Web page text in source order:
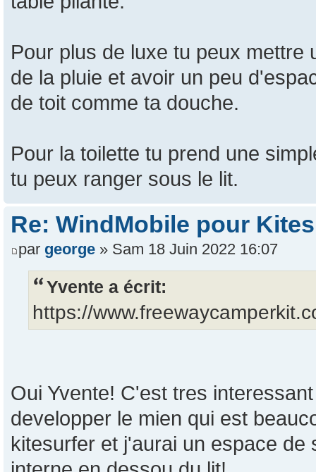
Pour plus de luxe tu peux
de la pluie et avoir un peu
de toit comme ta douche.
Pour la toilette tu prend une
tu peux ranger sous le lit.
Re: WindMobile pour
par george » Sam 18 Juin 2022 16:07
Yvente a écrit:
https://
Oui Yvente! C'est tres
developper le mien qui est
kitesurfer et j'aurai un espace